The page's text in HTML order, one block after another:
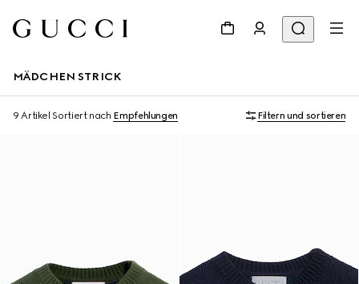
MÄDCHEN STRICK
9 Artikel Sortiert nach Empfehlungen Filtern und sortieren